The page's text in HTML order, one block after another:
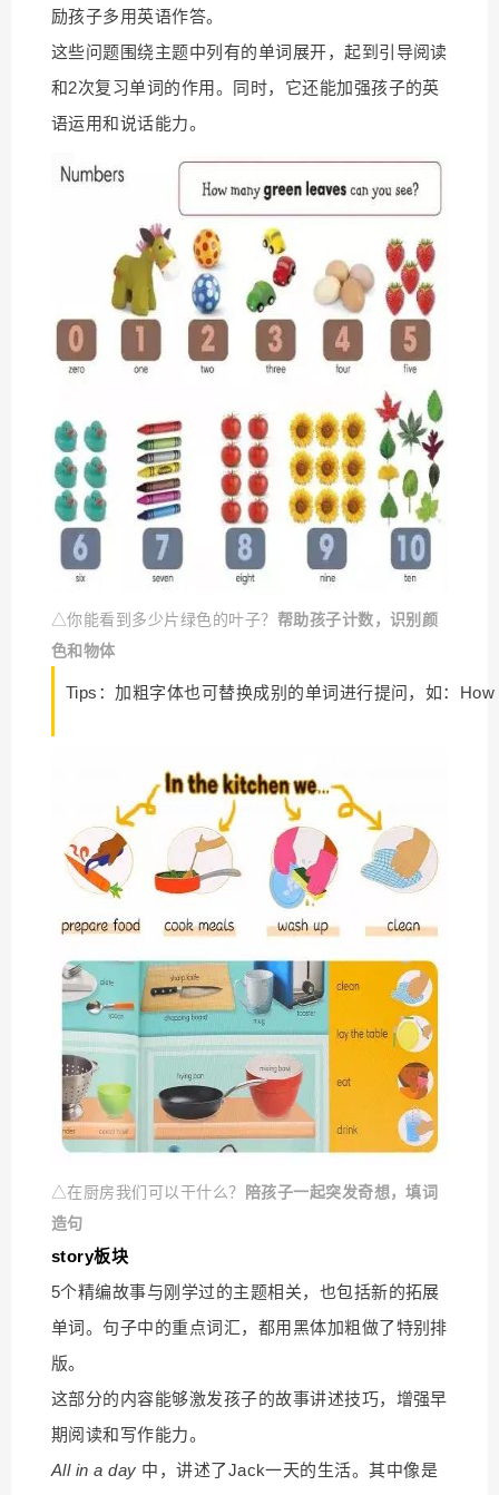
励孩子多用英语作答。
这些问题围绕主题中列有的单词展开，起到引导阅读
和2次复习单词的作用。同时，它还能加强孩子的英
语运用和说话能力。
△你能看到多少片绿色的叶子？ 帮助孩子计数，识别颜
色和物体
Tips：加粗字体也可替换成别的单词进行提问，如：
△在厨房我们可以干什么？
陪孩子一起突发奇想，填词
造句
story板块
5个精编故事与刚学过的主题相关，也包括新的拓展
单词。句子中的重点词汇，都用黑体加粗做了特别排
版。
这部分的内容能够激发孩子的故事讲述技巧，增强早
期阅读和写作能力。
All in a day 中，讲述了Jack一天的生活。其中像是